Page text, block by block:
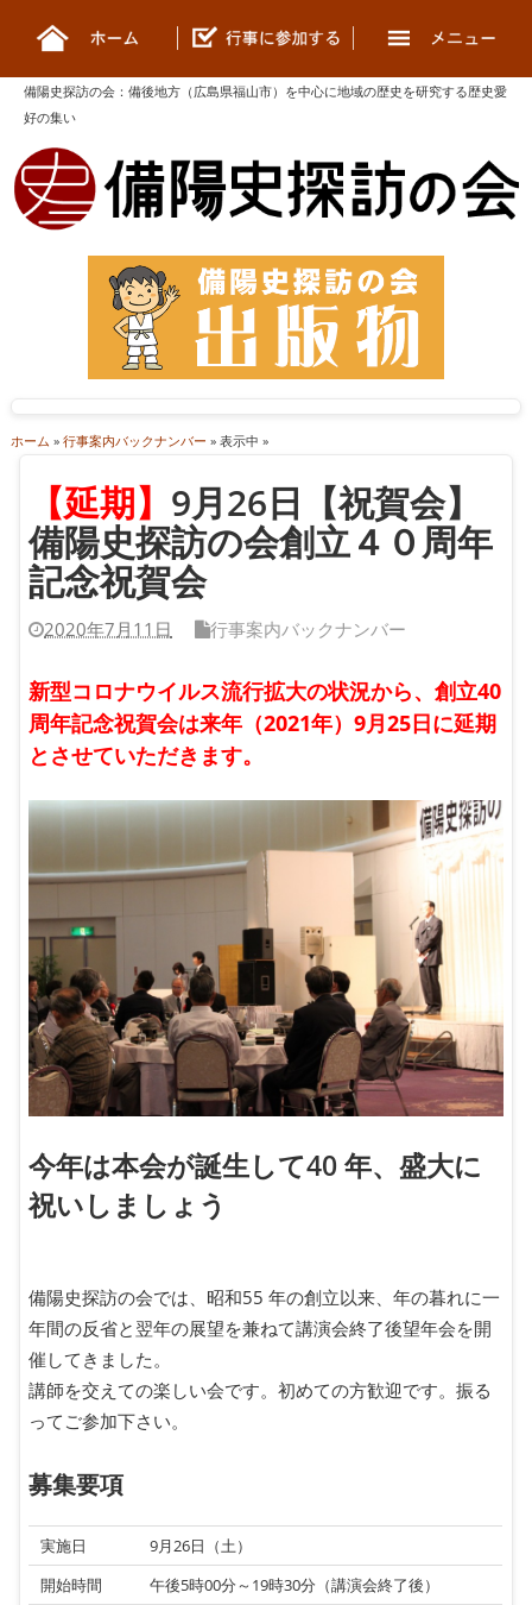
備陽史探訪の会 ： 備後地方（広島県福山市）を中心に地域の歴史を研究する歴史愛
好の集い
ホーム » 行事案内バックナンバー » 表示中 »
【延期】 9月26日【祝賀会】
備陽史探訪の会創立４０周年
記念祝賀会
2020年7月11日 行事案内バックナンバー
新型コロナウイルス流行拡大の状況から、創立40
周年記念祝賀会は来年（2021年）9月25日に延期
とさせていただきます。
今年は本会が誕生して40 年、盛大に
祝いしましょう
備陽史探訪の会では、昭和55 年の創立以来、年の暮れに一
年間の反省と翌年の展望を兼ねて講演会終了後望年会を開
催してきました。
講師を交えての楽しい会です。初めての方歓迎です。振る
ってご参加下さい。
募集要項
実施日
9月26日（土）
開始時間
午後5時00分～19時30分（講演会終了後）